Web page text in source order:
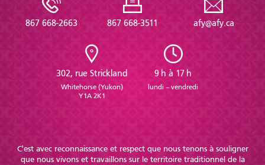
867 668-2663 867 668-3511 afy@afy.ca
302, rue Strickland
Whitehorse (Yukon)
Y1A 2K1
9 h à 17 h
lundi – vendredi
C'est avec reconnaissance et respect que nous tenons à souligner
que nous vivons et travaillons sur le territoire traditionnel de la